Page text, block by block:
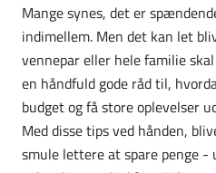
Mange synes, det er
indimellem. Men det kan let
vennepar eller hele familie
en håndfuld gode råd til,
budget og få store oplevelser
Med disse tips ved hånden,
smule lettere at spare penge -